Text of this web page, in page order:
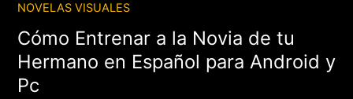
NOVELAS VISUALES
Cómo Entrenar a la Novia de tu
Hermano en Español para Android y
Pc